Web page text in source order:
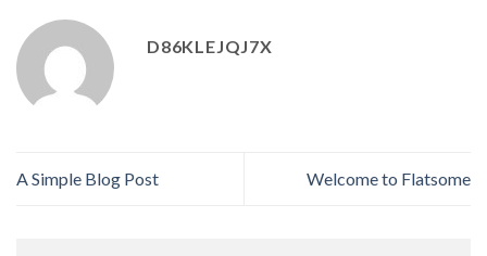
D86KLEJQJ7X
A Simple Blog Post Welcome to Flatsome